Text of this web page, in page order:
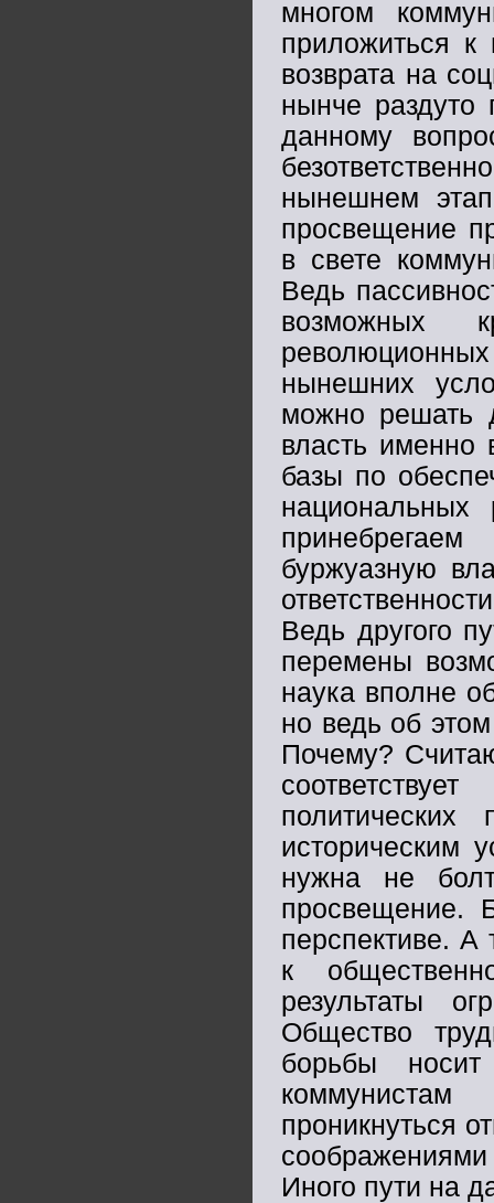
многом
приложиться
возврата на
нынче раздуто
данному
нынешнем
просвещение
в свете
Ведь
возможных
нынешних
можно решать
власть именно
базы по
буржуазную
Ведь другого
перемены
наука вполне
но ведь об
Почему?
историческим
нужна не
просвещение.
перспективе. А
к
результаты
Общество
борьбы
проникнуться
Иного пути на